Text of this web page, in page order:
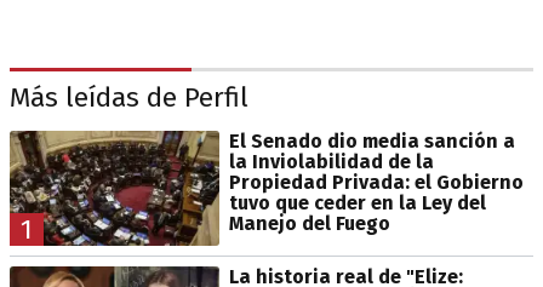
Más leídas de Perfil
1
El Senado dio media sanción a
la Inviolabilidad de la
Propiedad Privada: el Gobierno
tuvo que ceder en la Ley del
Manejo del Fuego
La historia real de "Elize: